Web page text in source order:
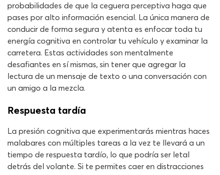
probabilidades de que la ceguera perceptiva haga que
pases por alto información esencial. La única manera de
conducir de forma segura y atenta es enfocar toda tu
energía cognitiva en controlar tu vehículo y examinar la
carretera. Estas actividades son mentalmente
desafiantes en sí mismas, sin tener que agregar la
lectura de un mensaje de texto o una conversación con
un amigo a la mezcla.
Respuesta tardía
La presión cognitiva que experimentarás mientras haces
malabares con múltiples tareas a la vez te llevará a un
tiempo de respuesta tardío, lo que podría ser letal
detrás del volante. Si te permites caer en distracciones